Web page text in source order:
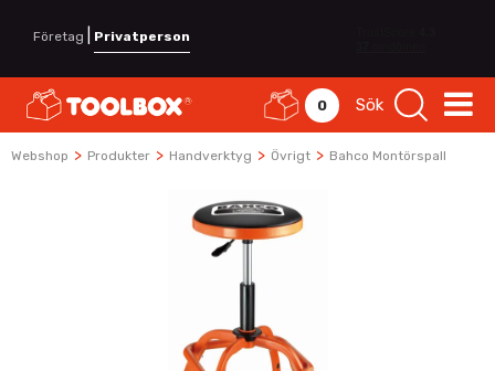
Företag Privatperson
0 Sök
Webshop > Produkter > Handverktyg > Övrigt > Bahco Montörspall